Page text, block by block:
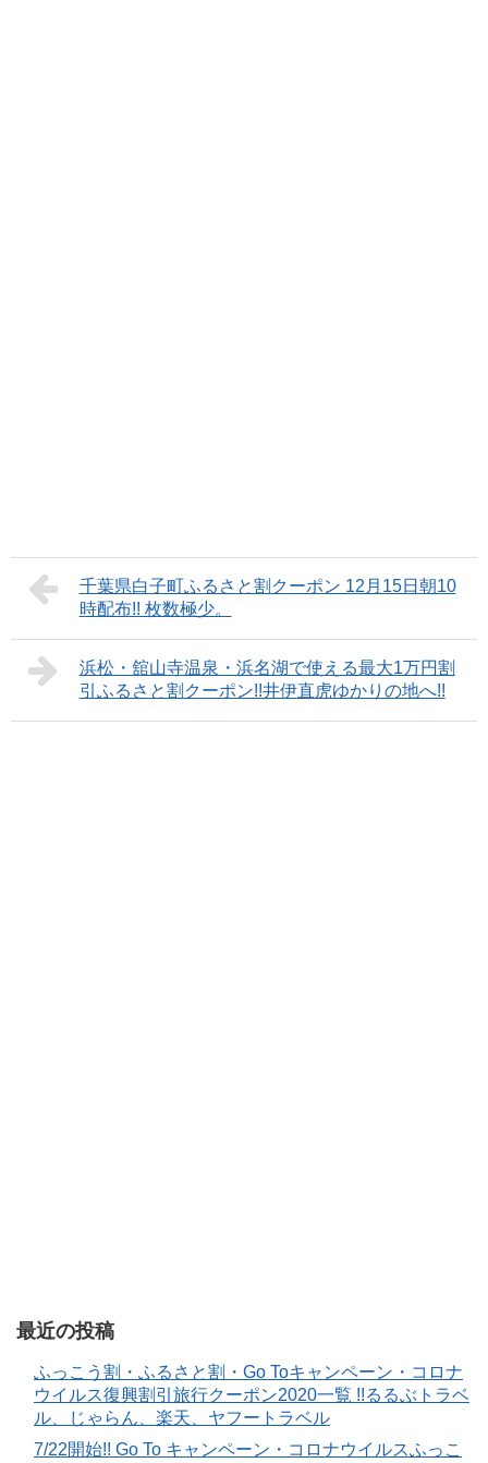
千葉県白子町ふるさと割クーポン 12月15日朝10
時配布!! 枚数極少。
浜松・舘山寺温泉・浜名湖で使える最大1万円割
引ふるさと割クーポン!!井伊直虎ゆかりの地へ!!
最近の投稿
ふっこう割・ふるさと割・Go Toキャンペーン・コロナ
ウイルス復興割引旅行クーポン2020一覧 !!るるぶトラベ
ル、じゃらん、楽天、ヤフートラベル
7/22開始!! Go To キャンペーン・コロナウイルスふっこ